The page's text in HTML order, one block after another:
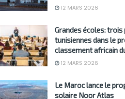
12 MARS 2026
Grandes écoles: trois
tunisiennes dans le
classement africain
12 MARS 2026
Le Maroc lance le
solaire Noor Atlas